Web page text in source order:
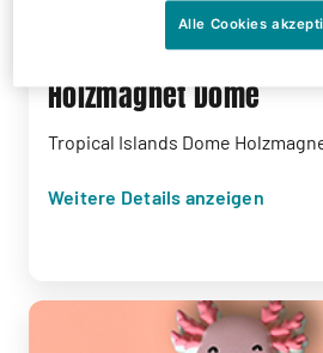
Holzmagnet Dome
Tropical Islands Dome
Weitere Details anzeigen
Alle Cookies